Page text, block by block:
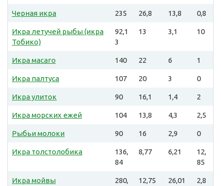
Черная икра 235 26,8 13,8 0,8
Икра летучей рыбы (икра
Тобико)
92,1
3
13 3,1 10
Икра масаго 140 22 6 1
Икра палтуса 107 20 3 0
Икра улиток 90 16,1 1,4 2
Икра морских ежей 104 13,8 4,3 2,5
Рыбьи молоки 90 16 2,9 0
Икра толстолобика
136,
84
8,77 6,21
12,
85
Икра мойвы
280,
12,75 26,01
2,8